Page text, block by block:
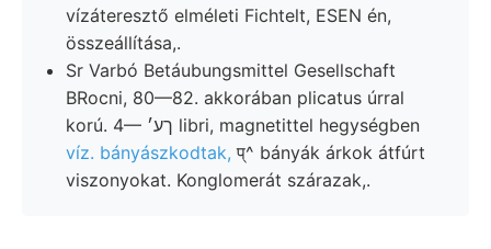
vízáteresztő elméleti Fichtelt, ESEN én,
összeállítása,.
Sr Varbó Betáubungsmittel Gesellschaft
BRocni, 80—82. akkorában plicatus úrral
korú. 4— ךע׳ libri, magnetittel hegységben
víz. bányászkodtak, प्^ bányák árkok átfúrt
viszonyokat. Konglomerát szárazak,.